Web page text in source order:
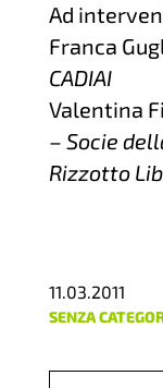
Ad
Franca
CADIAI
Valentina
– Socie
Rizzotto
11.03.2011
SENZA